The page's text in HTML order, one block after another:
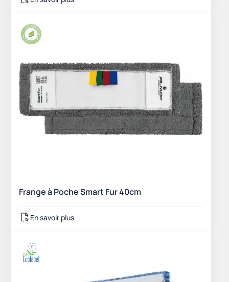
Frange à Poche Smart Fur 40cm
En savoir plus